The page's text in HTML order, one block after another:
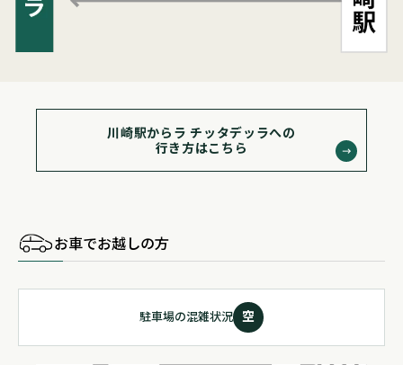
川崎駅からラ チッタデッラへの
行き方はこちら
お車でお越しの方
駐車場の混雑状況 空